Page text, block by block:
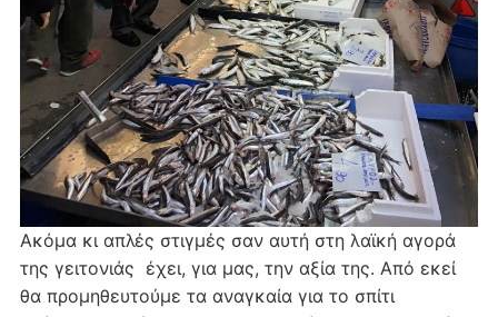
Ακόμα κι απλές στιγμές σαν αυτή στη λαϊκή αγορά
της γειτονιάς έχει, για μας, την αξία της. Από εκεί
θα προμηθευτούμε τα αναγκαία για το σπίτι